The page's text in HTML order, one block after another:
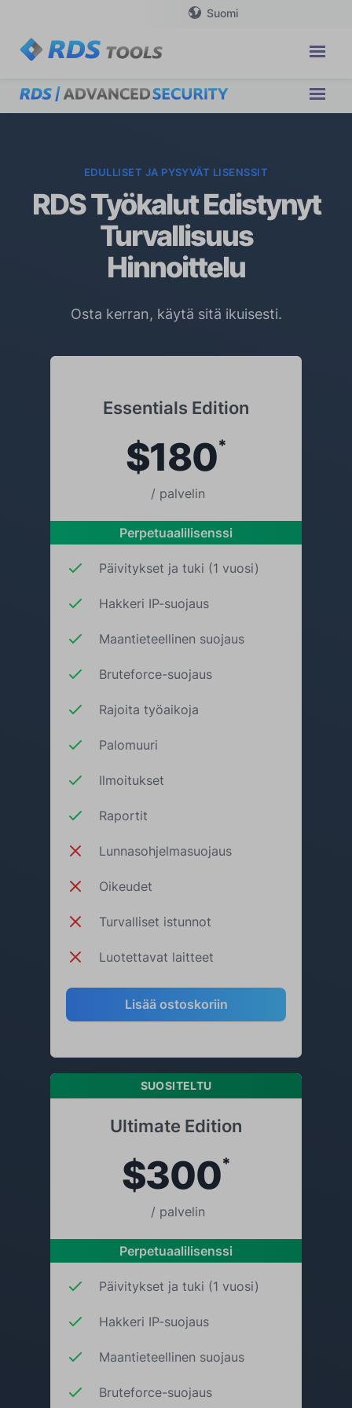
Suomi
EDULLISET JA PYSYVÄT LISENSSIT
RDS Työkalut Edistynyt
Turvallisuus
Hinnoittelu
Osta kerran, käytä sitä ikuisesti.
Essentials Edition
$180*
/ palvelin
Perpetuaalilisenssi
Päivitykset ja tuki (1 vuosi)
Hakkeri IP-suojaus
Maantieteellinen suojaus
Bruteforce-suojaus
Rajoita työaikoja
Palomuuri
Ilmoitukset
Raportit
Lunnasohjelmasuojaus
Oikeudet
Turvalliset istunnot
Luotettavat laitteet
Lisää ostoskoriin
SUOSITELTU
Ultimate Edition
$300*
/ palvelin
Perpetuaalilisenssi
Päivitykset ja tuki (1 vuosi)
Hakkeri IP-suojaus
Maantieteellinen suojaus
Bruteforce-suojaus